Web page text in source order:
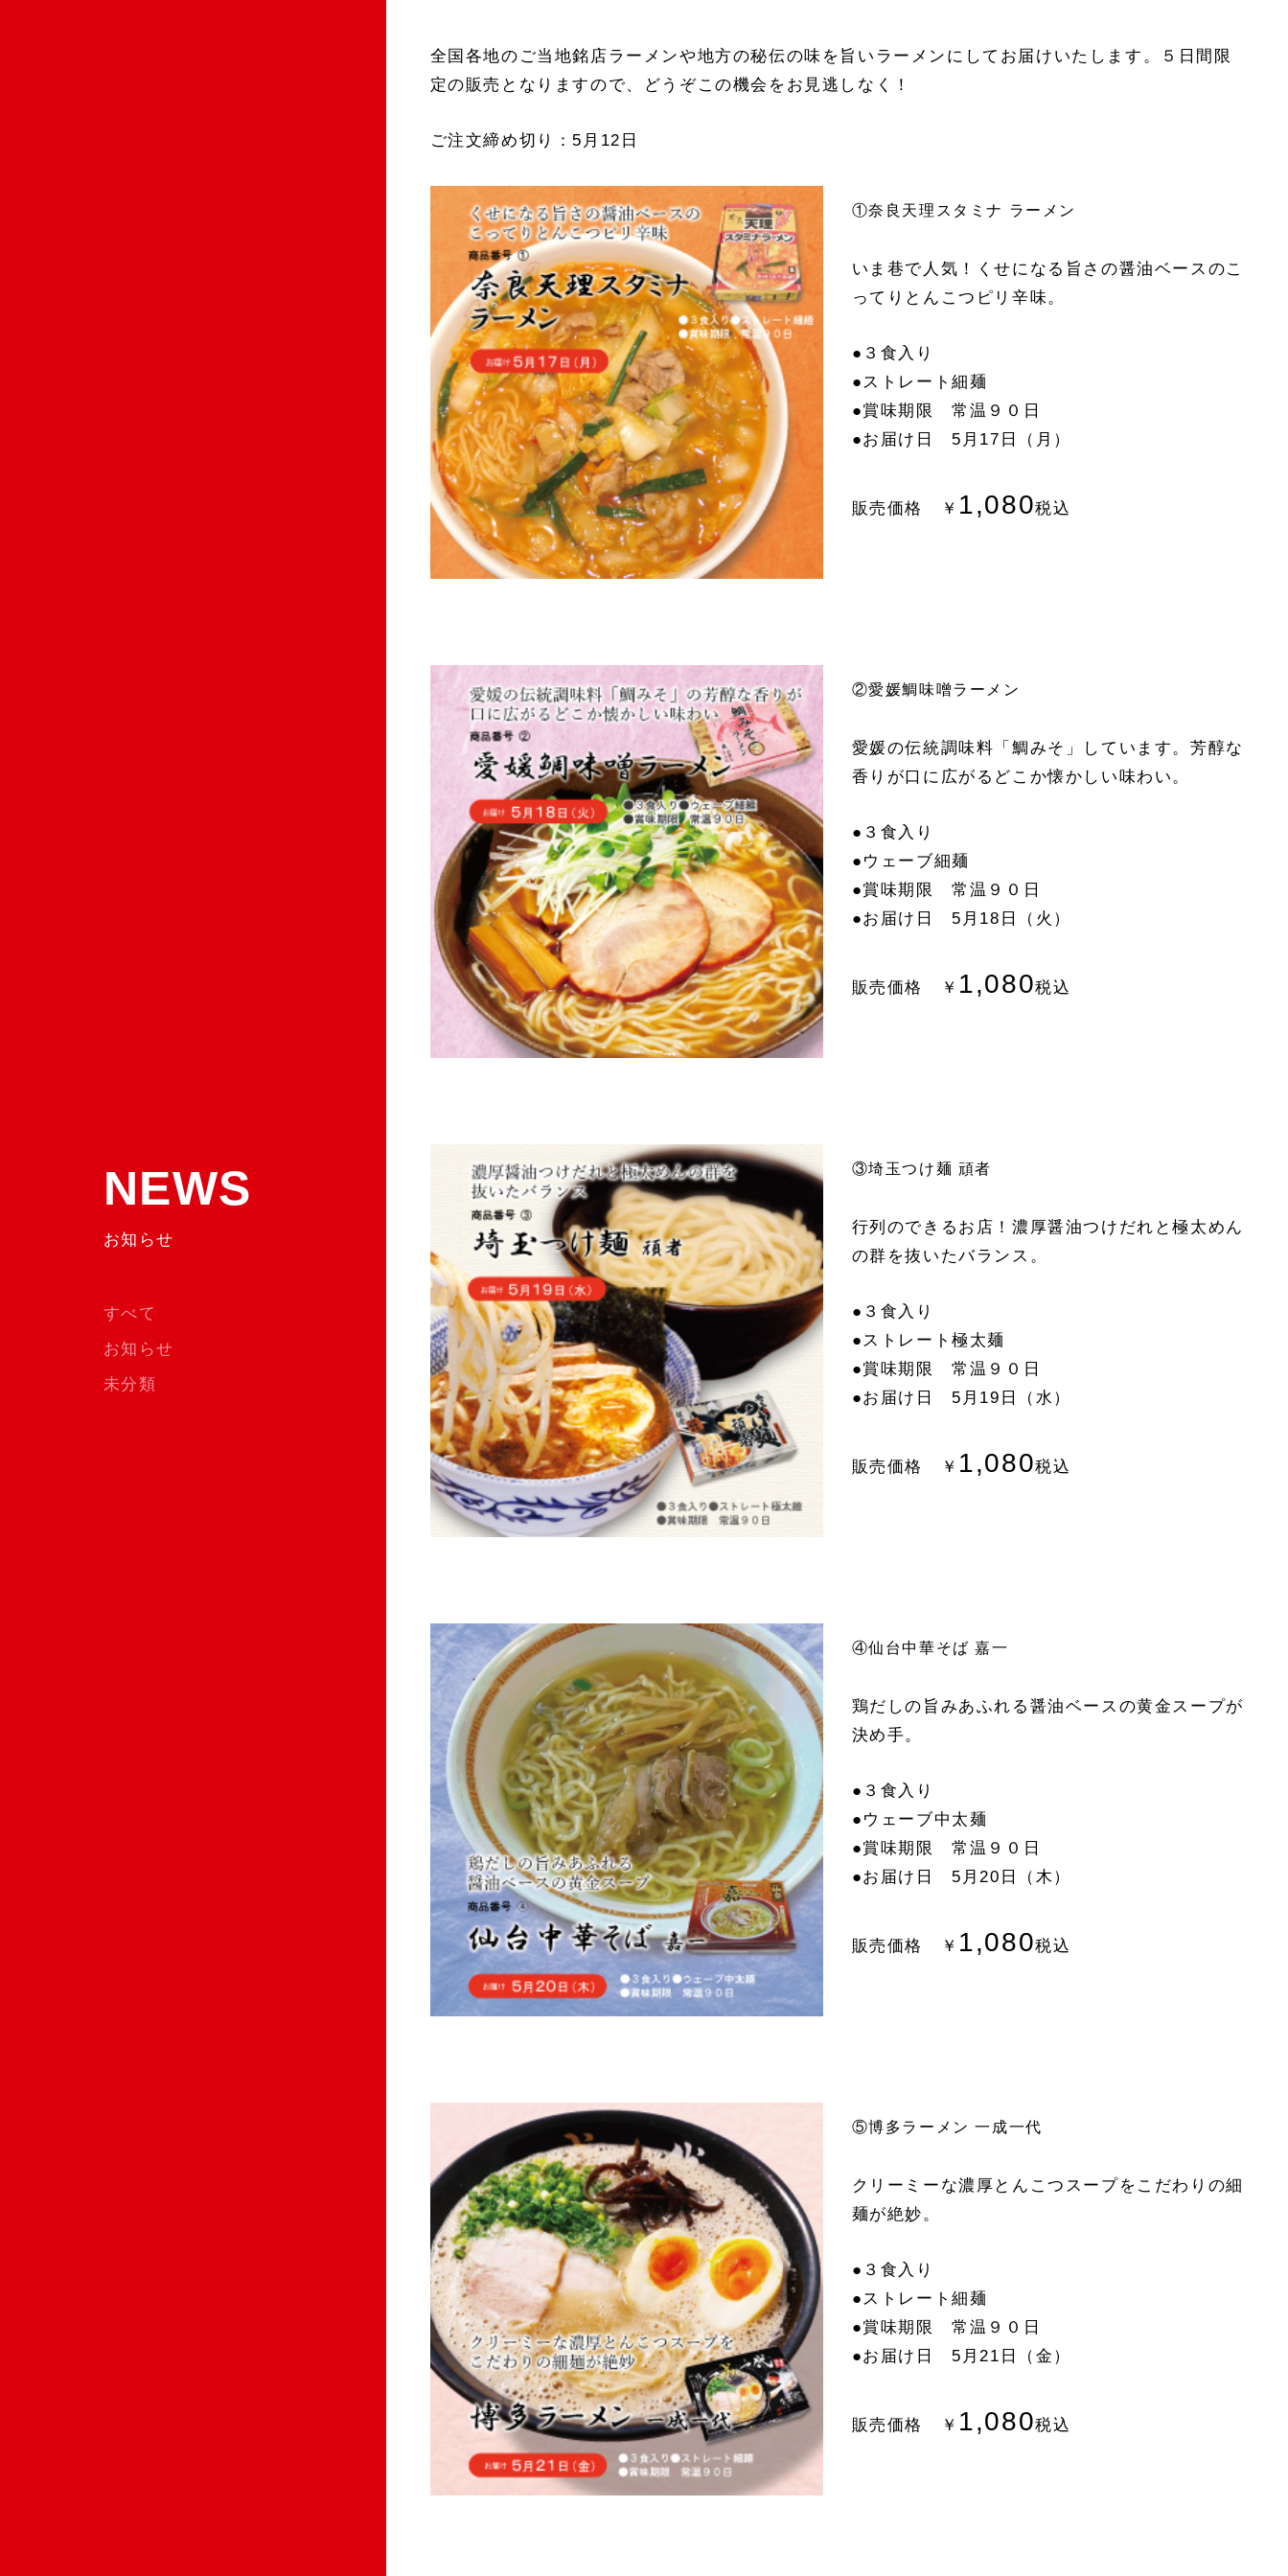
NEWS
お知らせ
すべて
お知らせ
未分類
全国各地のご当地銘店ラーメンや地方の秘伝の味を旨いラーメンにしてお届けいたします。５日間限
定の販売となりますので、どうぞこの機会をお見逃しなく！
ご注文締め切り：5月12日
①奈良天理スタミナ ラーメン
いま巷で人気！くせになる旨さの醤油ベースのこ
ってりとんこつピリ辛味。
●３食入り
●ストレート細麺
●賞味期限 常温９０日
●お届け日 5月17日（月）
販売価格 ￥ 1,080税込
②愛媛鯛味噌ラーメン
愛媛の伝統調味料「鯛みそ」しています。芳醇な
香りが口に広がるどこか懐かしい味わい。
●３食入り
●ウェーブ細麺
●賞味期限 常温９０日
●お届け日 5月18日（火）
販売価格 ￥ 1,080税込
③埼玉つけ麺 頑者
行列のできるお店！濃厚醤油つけだれと極太めん
の群を抜いたバランス。
●３食入り
●ストレート極太麺
●賞味期限 常温９０日
●お届け日 5月19日（水）
販売価格 ￥ 1,080税込
④仙台中華そば 嘉一
鶏だしの旨みあふれる醤油ベースの黄金スープが
決め手。
●３食入り
●ウェーブ中太麺
●賞味期限 常温９０日
●お届け日 5月20日（木）
販売価格 ￥ 1,080税込
⑤博多ラーメン 一成一代
クリーミーな濃厚とんこつスープをこだわりの細
麺が絶妙。
●３食入り
●ストレート細麺
●賞味期限 常温９０日
●お届け日 5月21日（金）
販売価格 ￥ 1,080税込